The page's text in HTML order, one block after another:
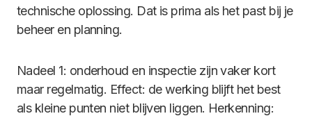
technische oplossing. Dat is prima als het past bij je
beheer en planning.
Nadeel 1: onderhoud en inspectie zijn vaker kort
maar regelmatig. Effect: de werking blijft het best
als kleine punten niet blijven liggen. Herkenning: